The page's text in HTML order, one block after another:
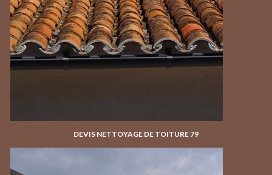
DEVIS NETTOYAGE DE TOITURE 79